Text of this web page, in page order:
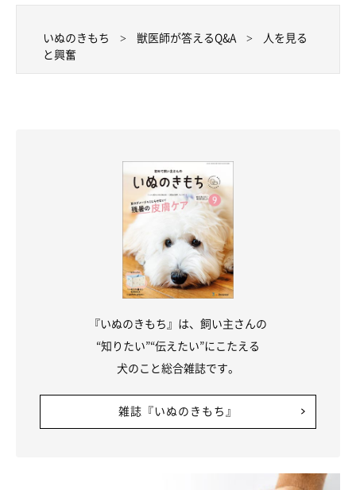
いぬのきもち 獣医師が答えるQ&A
人を見る
と興奮
『いぬのきもち』は、飼い主さんの
“知りたい”“伝えたい”にこたえる
犬のこと総合雑誌です。
雑誌『いぬのきもち』